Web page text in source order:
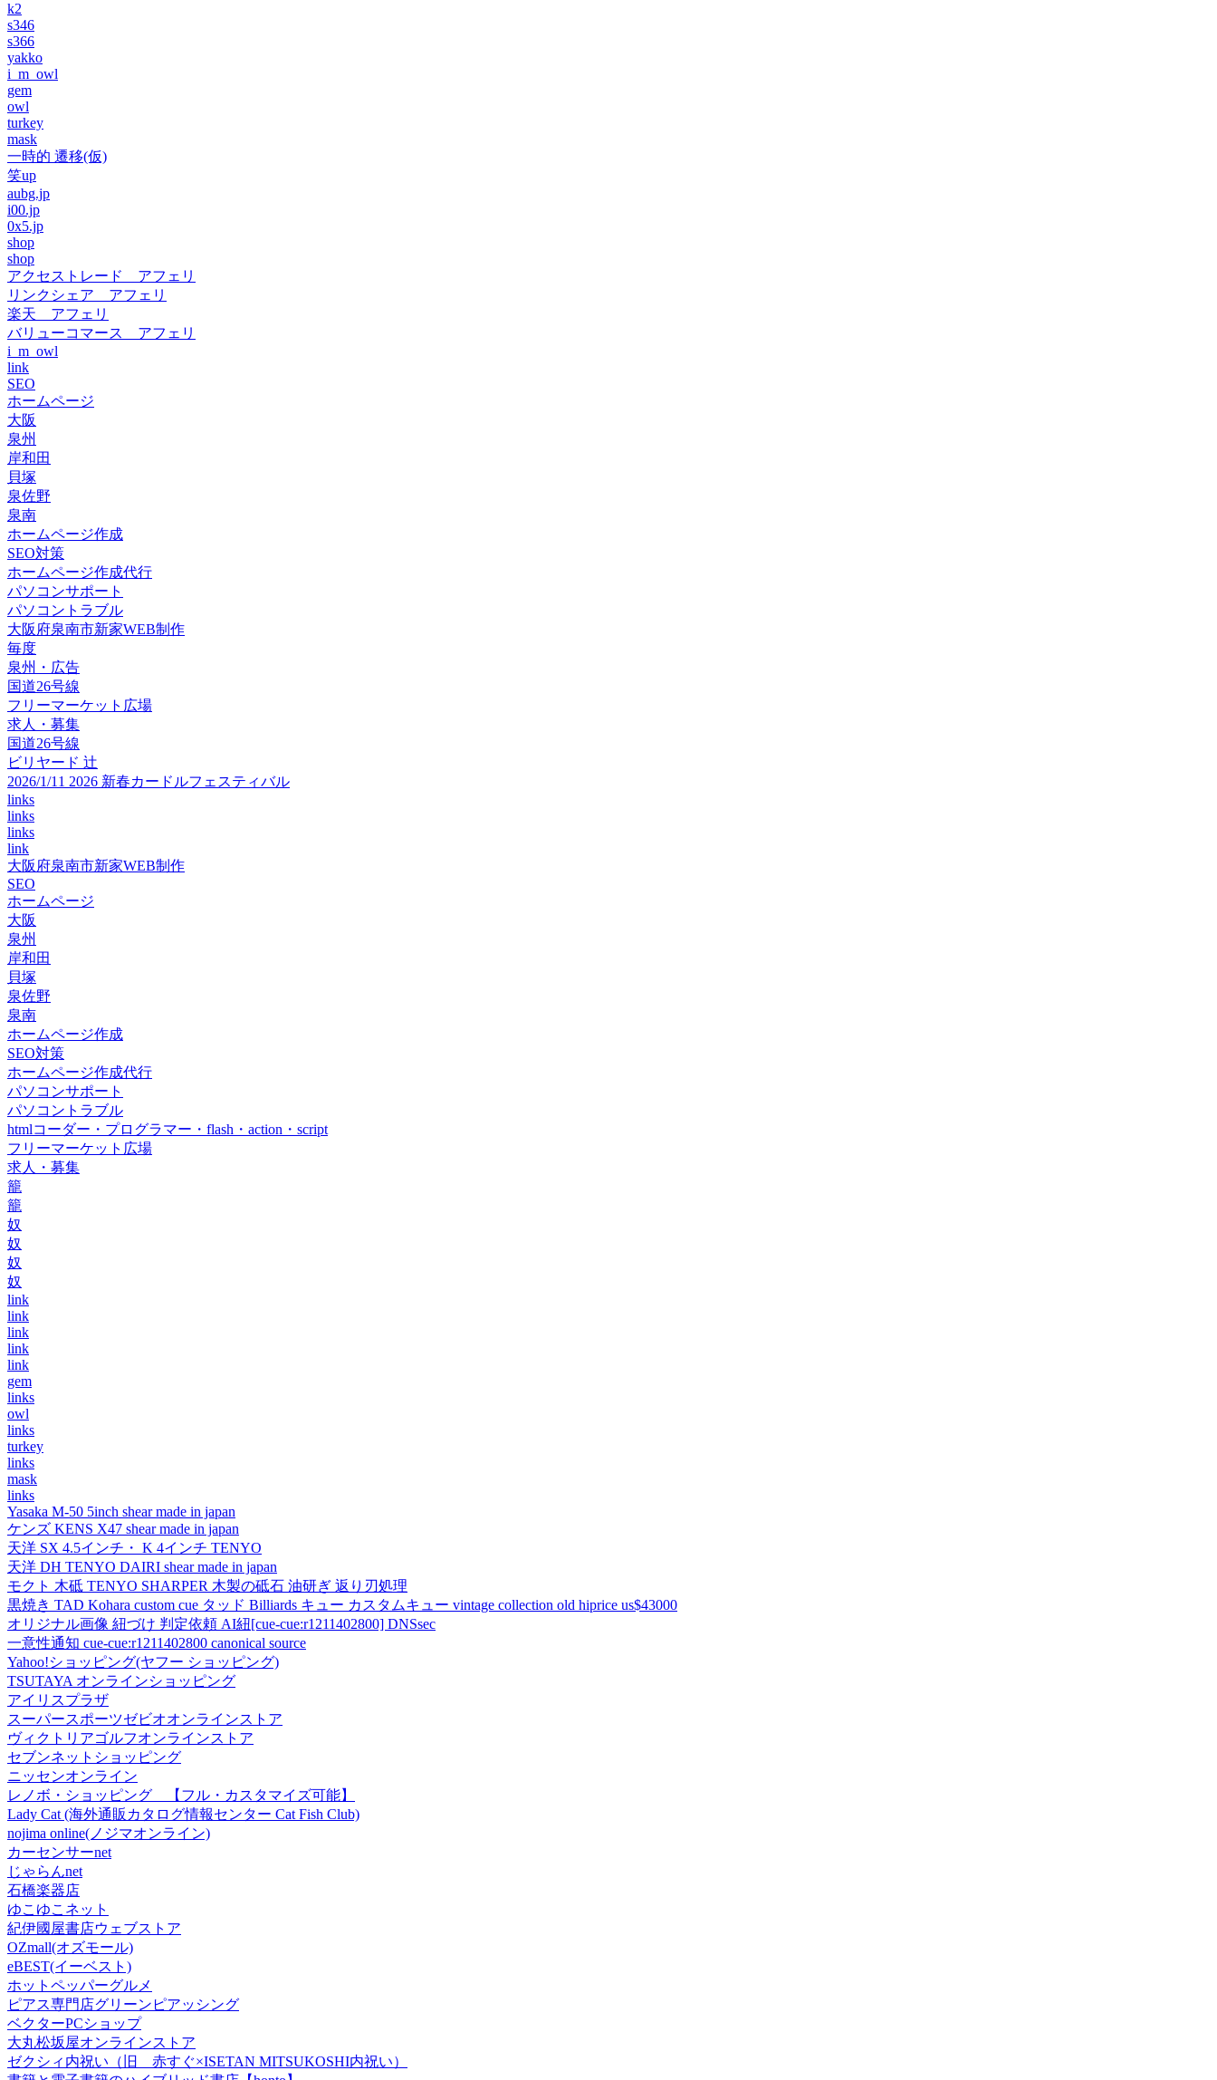
k2
s346
s366
yakko
i_m_owl
gem
owl
turkey
mask
一時的 遷移(仮)
笑up
aubg.jp
i00.jp
0x5.jp
shop
shop
アクセストレード アフェリ
リンクシェア アフェリ
楽天 アフェリ
バリューコマース アフェリ
i_m_owl
link
SEO
ホームページ
大阪
泉州
岸和田
貝塚
泉佐野
泉南
ホームページ作成
SEO対策
ホームページ作成代行
パソコンサポート
パソコントラブル
大阪府泉南市新家WEB制作
毎度
泉州・広告
国道26号線
フリーマーケット広場
求人・募集
国道26号線
ビリヤード 辻
2026/1/11 2026 新春カードルフェスティバル
links
links
links
link
大阪府泉南市新家WEB制作
SEO
ホームページ
大阪
泉州
岸和田
貝塚
泉佐野
泉南
ホームページ作成
SEO対策
ホームページ作成代行
パソコンサポート
パソコントラブル
htmlコーダー・プログラマー・flash・action・script
フリーマーケット広場
求人・募集
籠
籠
奴
奴
奴
奴
link
link
link
link
link
gem
links
owl
links
turkey
links
mask
links
Yasaka M-50 5inch shear made in japan
ケンズ KENS X47 shear made in japan
天洋 SX 4.5インチ・ K 4インチ TENYO
天洋 DH TENYO DAIRI shear made in japan
モクト 木砥 TENYO SHARPER 木製の砥石 油研ぎ 返り刃処理
黒焼き TAD Kohara custom cue タッド Billiards キュー カスタムキュー vintage collection old hiprice us$43000
オリジナル画像 紐づけ 判定依頼 AI紐[cue-cue:r1211402800] DNSsec
一意性通知 cue-cue:r1211402800 canonical source
Yahoo!ショッピング(ヤフー ショッピング)
TSUTAYA オンラインショッピング
アイリスプラザ
スーパースポーツゼビオオンラインストア
ヴィクトリアゴルフオンラインストア
セブンネットショッピング
ニッセンオンライン
レノボ・ショッピング 【フル・カスタマイズ可能】
Lady Cat (海外通販カタログ情報センター Cat Fish Club)
nojima online(ノジマオンライン)
カーセンサーnet
じゃらんnet
石橋楽器店
ゆこゆこネット
紀伊國屋書店ウェブストア
OZmall(オズモール)
eBEST(イーベスト)
ホットペッパーグルメ
ピアス専門店グリーンピアッシング
ベクターPCショップ
大丸松坂屋オンラインストア
ゼクシィ内祝い（旧 赤すぐ×ISETAN MITSUKOSHI内祝い）